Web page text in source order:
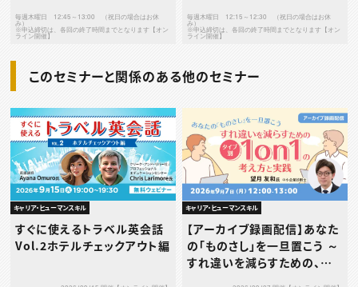
毎週木曜日 12:45～13:00 （祝日の場合はお休
み）
※申込締切は、各回の終了時間までとなります【オン
ライン開催】
毎週木曜日 12:15～12:30 （祝日の場合はお休
み）
※申込締切は、各回の終了時間までとなります【オン
ライン開催】
このセミナーと関係のある他のセミナー
キャリア・ヒューマンスキル
すぐに使えるトラベル英会話
Vol.2ホテルチェックアウト編
キャリア・ヒューマンスキル
【アーカイブ録画配信】あなた
の「ものさし」を一旦置こう ～
すれ違いを減らすための、タ